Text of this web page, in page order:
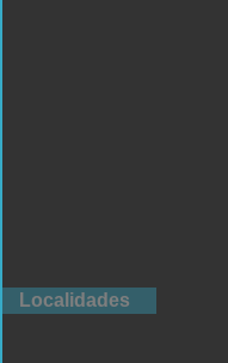
Localidades